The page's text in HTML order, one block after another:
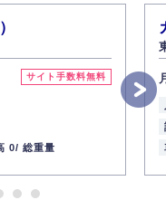
し、その利用目的に応じて
場合を除き、お客様の個人
せん。
あった場合、すみやかに開
ら訂正・追加・削除の請求
サイト手数料無料
0/ 総重量